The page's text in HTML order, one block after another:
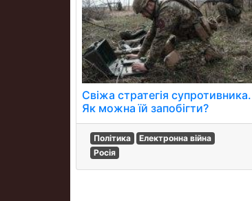
Свіжа стратегія супротивника.
Як можна їй запобігти?
Політика
Електронна війна
Росія